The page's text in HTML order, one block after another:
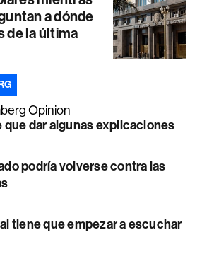
a dónde
de la última
Opinion
que dar algunas explicaciones
podría volverse contra las
tiene que empezar a escuchar